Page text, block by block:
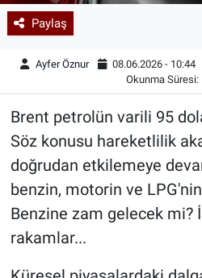
Paylaş
Ayfer Öznur 08.06.2026 - 10:44
Okunma Süresi:
Brent petrolün varili 95
Söz konusu hareketlilik
doğrudan etkilemeye
benzin, motorin ve
Benzine zam gelecek mi?
rakamlar...